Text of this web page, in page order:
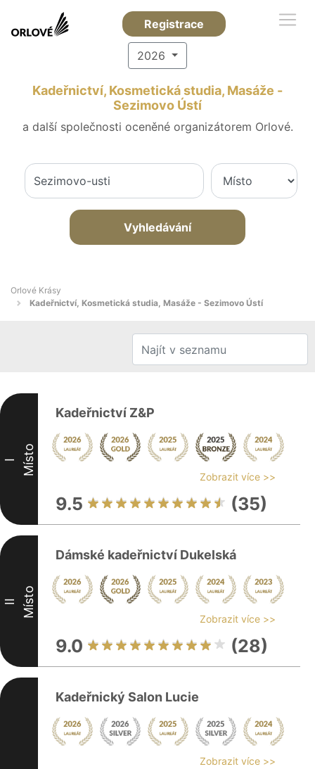
Registrace
2026
Kadeřnictví, Kosmetická studia, Masáže -
Sezimovo Ústí
a další společnosti oceněné organizátorem Orlové.
Vyhledávání
Orlové Krásy
Kadeřnictví, Kosmetická studia, Masáže - Sezimovo Ústí
I Místo
Kadeřnictví Z&P
Zobrazit více >>
9.5 (35)
II Místo
Dámské kadeřnictví Dukelská
Zobrazit více >>
9.0 (28)
Kadeřnický Salon Lucie
Zobrazit více >>